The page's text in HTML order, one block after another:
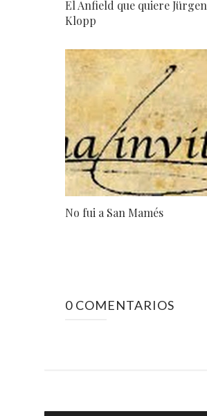
El Anfield que quiere Jürgen
Klopp
No fui a San Mamés
0 COMENTARIOS